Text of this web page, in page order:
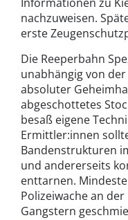
nachzuweisen.
erste
Die Reeperbahn
unabhängig von
absoluter
abgeschottetes
besaß eigene
Ermittler:innen
Bandenstrukturen
und andererseits
enttarnen.
Polizeiwache an
Gangstern